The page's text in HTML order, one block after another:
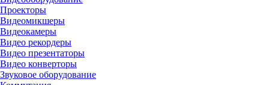
Проекторы
Видеомикшеры
Видеокамеры
Видео рекордеры
Видео презентаторы
Видео конверторы
Звуковое оборудование